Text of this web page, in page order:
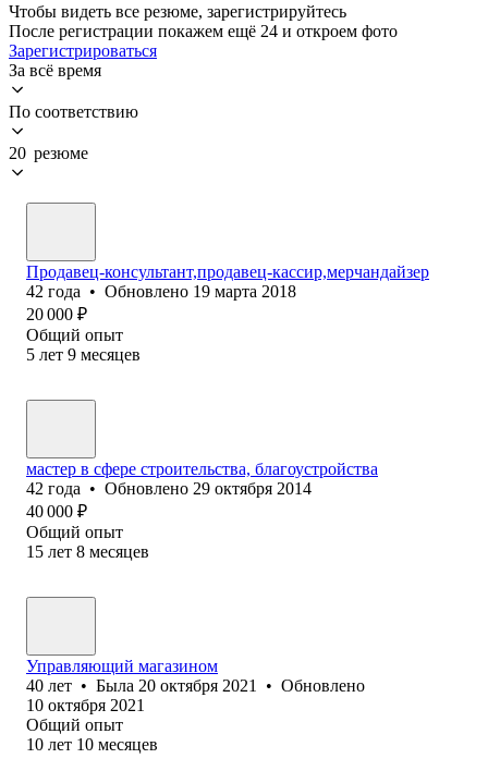
Чтобы видеть все резюме, зарегистрируйтесь
После регистрации покажем ещё 24 и откроем фото
Зарегистрироваться
За всё время
По соответствию
20 резюме
Продавец-консультант,продавец-кассир,мерчандайзер
42 года • Обновлено 19 марта 2018
20 000 ₽
Общий опыт
5 лет 9 месяцев
мастер в сфере строительства, благоустройства
42 года • Обновлено 29 октября 2014
40 000 ₽
Общий опыт
15 лет 8 месяцев
Управляющий магазином
40 лет • Была 20 октября 2021 • Обновлено
10 октября 2021
Общий опыт
10 лет 10 месяцев